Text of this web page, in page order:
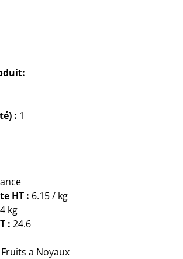
: 1
HT : 6.15 / kg
4 kg
: 24.6
Fruits a Noyaux